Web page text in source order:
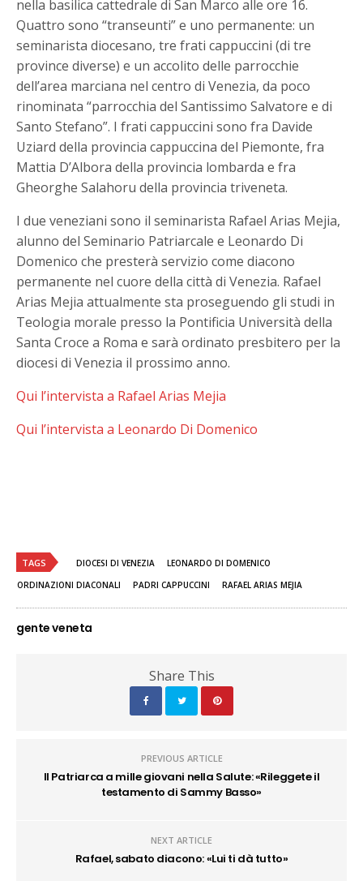
nella basilica cattedrale di San Marco alle ore 16.
Quattro sono “transeunti” e uno permanente: un
seminarista diocesano, tre frati cappuccini (di tre
province diverse) e un accolito delle parrocchie
dell’area marciana nel centro di Venezia, da poco
rinominata “parrocchia del Santissimo Salvatore e di
Santo Stefano”. I frati cappuccini sono fra Davide
Uziard della provincia cappuccina del Piemonte, fra
Mattia D’Albora della provincia lombarda e fra
Gheorghe Salahoru della provincia triveneta.
I due veneziani sono il seminarista Rafael Arias Mejia,
alunno del Seminario Patriarcale e Leonardo Di
Domenico che presterà servizio come diacono
permanente nel cuore della città di Venezia. Rafael
Arias Mejia attualmente sta proseguendo gli studi in
Teologia morale presso la Pontificia Università della
Santa Croce a Roma e sarà ordinato presbitero per la
diocesi di Venezia il prossimo anno.
Qui l’intervista a Rafael Arias Mejia
Qui l’intervista a Leonardo Di Domenico
TAGS DIOCESI DI VENEZIA
LEONARDO DI DOMENICO
ORDINAZIONI DIACONALI
PADRI CAPPUCCINI RAFAEL ARIAS MEJIA
gente veneta
Share This
PREVIOUS ARTICLE
Il Patriarca a mille giovani nella Salute: «Rileggete il
testamento di Sammy Basso»
NEXT ARTICLE
Rafael, sabato diacono: «Lui ti dà tutto»